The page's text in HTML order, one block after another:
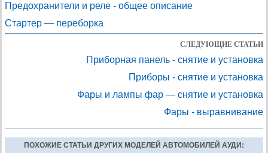
Предохранители и реле - общее описание
Стартер — переборка
СЛЕДУЮЩИЕ СТАТЬИ
Приборная панель - снятие и установка
Приборы - снятие и установка
Фары и лампы фар — снятие и установка
Фары - выравнивание
ПОХОЖИЕ СТАТЬИ ДРУГИХ МОДЕЛЕЙ АВТОМОБИЛЕЙ АУДИ: